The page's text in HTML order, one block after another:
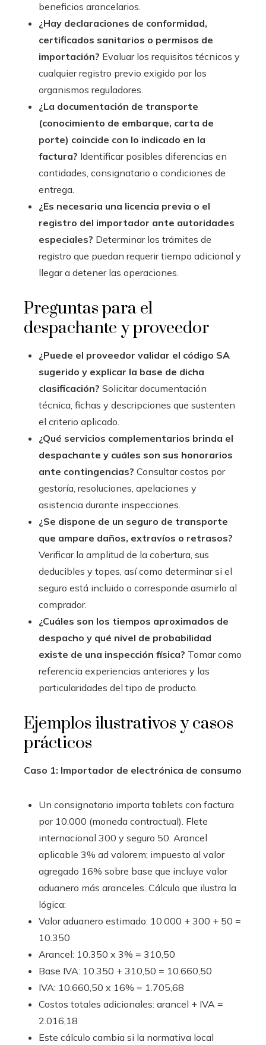
beneficios arancelarios.
¿Hay declaraciones de conformidad,
certificados sanitarios o permisos de
importación? Evaluar los requisitos técnicos y
cualquier registro previo exigido por los
organismos reguladores.
¿La documentación de transporte
(conocimiento de embarque, carta de
porte) coincide con lo indicado en la
factura? Identificar posibles diferencias en
cantidades, consignatario o condiciones de
entrega.
¿Es necesaria una licencia previa o el
registro del importador ante autoridades
especiales? Determinar los trámites de
registro que puedan requerir tiempo adicional y
llegar a detener las operaciones.
Preguntas para el
despachante y proveedor
¿Puede el proveedor validar el código SA
sugerido y explicar la base de dicha
clasificación? Solicitar documentación
técnica, fichas y descripciones que sustenten
el criterio aplicado.
¿Qué servicios complementarios brinda el
despachante y cuáles son sus honorarios
ante contingencias? Consultar costos por
gestoría, resoluciones, apelaciones y
asistencia durante inspecciones.
¿Se dispone de un seguro de transporte
que ampare daños, extravíos o retrasos?
Verificar la amplitud de la cobertura, sus
deducibles y topes, así como determinar si el
seguro está incluido o corresponde asumirlo al
comprador.
¿Cuáles son los tiempos aproximados de
despacho y qué nivel de probabilidad
existe de una inspección física? Tomar como
referencia experiencias anteriores y las
particularidades del tipo de producto.
Ejemplos ilustrativos y casos
prácticos
Caso 1: Importador de electrónica de consumo
Un consignatario importa tablets con factura
por 10.000 (moneda contractual). Flete
internacional 300 y seguro 50. Arancel
aplicable 3% ad valorem; impuesto al valor
agregado 16% sobre base que incluye valor
aduanero más aranceles. Cálculo que ilustra la
lógica:
Valor aduanero estimado: 10.000 + 300 + 50 =
10.350
Arancel: 10.350 x 3% = 310,50
Base IVA: 10.350 + 310,50 = 10.660,50
IVA: 10.660,50 x 16% = 1.705,68
Costos totales adicionales: arancel + IVA =
2.016,18
Este cálculo cambia si la normativa local